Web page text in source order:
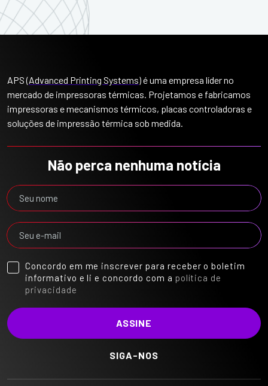
APS (Advanced Printing Systems) é uma empresa líder no
mercado de impressoras térmicas. Projetamos e fabricamos
impressoras e mecanismos térmicos, placas controladoras e
soluções de impressão térmica sob medida.
Não perca nenhuma notícia
Concordo em me inscrever para receber o boletim
informativo e li e concordo com a política de
privacidade
SIGA-NOS